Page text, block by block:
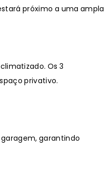
próximo a uma ampla
Os 3
privativo.
garantindo